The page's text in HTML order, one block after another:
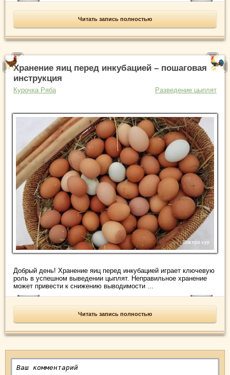
Читать запись полностью
Хранение яиц перед инкубацией – пошаговая
инструкция
Курочка Ряба Разведение цыплят
Добрый день! Хранение яиц перед инкубацией играет ключевую
роль в успешном выведении цыплят. Неправильное хранение
может привести к снижению выводимости ...
Читать запись полностью